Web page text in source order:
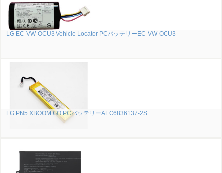
LG EC-VW-OCU3 Vehicle Locator PCバッテリーEC-VW-OCU3
LG PN5 XBOOM GO PCバッテリーAEC6836137-2S